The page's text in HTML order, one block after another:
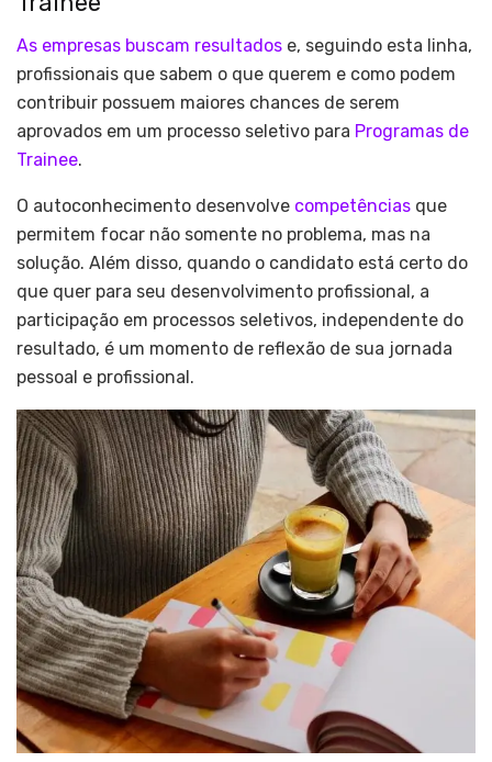
As empresas buscam resultados e, seguindo esta linha,
profissionais que sabem o que querem e como podem
contribuir possuem maiores chances de serem
aprovados em um processo seletivo para Programas de
Trainee.
O autoconhecimento desenvolve competências que
permitem focar não somente no problema, mas na
solução. Além disso, quando o candidato está certo do
que quer para seu desenvolvimento profissional, a
participação em processos seletivos, independente do
resultado, é um momento de reflexão de sua jornada
pessoal e profissional.